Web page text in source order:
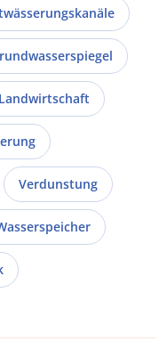
Landwirtschaft
Verdunstung